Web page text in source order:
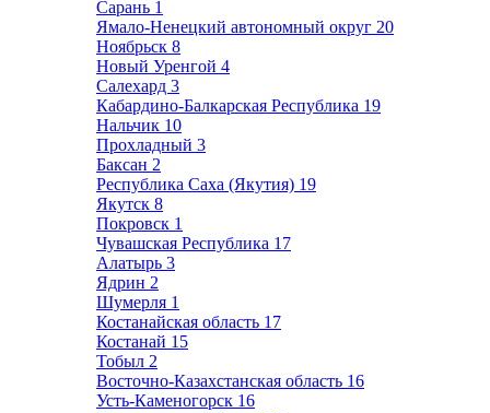
Сарань 1
Ямало-Ненецкий автономный округ 20
Ноябрьск 8
Новый Уренгой 4
Салехард 3
Кабардино-Балкарская Республика 19
Нальчик 10
Прохладный 3
Баксан 2
Республика Саха (Якутия) 19
Якутск 8
Покровск 1
Чувашская Республика 17
Алатырь 3
Ядрин 2
Шумерля 1
Костанайская область 17
Костанай 15
Тобыл 2
Восточно-Казахстанская область 16
Усть-Каменогорск 16